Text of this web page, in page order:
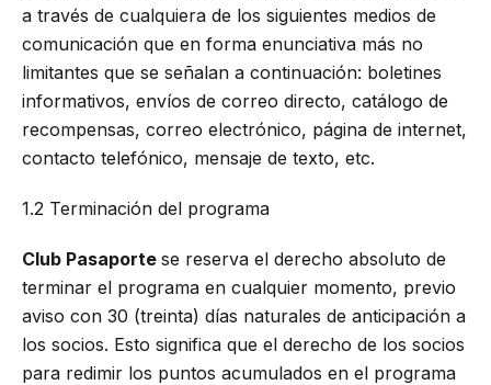
a través de cualquiera de los siguientes medios de
comunicación que en forma enunciativa más no
limitantes que se señalan a continuación: boletines
informativos, envíos de correo directo, catálogo de
recompensas, correo electrónico, página de internet,
contacto telefónico, mensaje de texto, etc.
1.2 Terminación del programa
Club Pasaporte se reserva el derecho absoluto de
terminar el programa en cualquier momento, previo
aviso con 30 (treinta) días naturales de anticipación a
los socios. Esto significa que el derecho de los socios
para redimir los puntos acumulados en el programa